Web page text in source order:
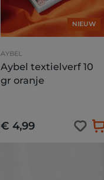
NIEUW
AYBEL
Aybel textielverf 10
gr oranje
€ 4,99